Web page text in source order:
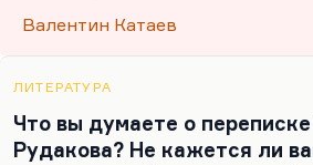
делает с человеком, то, как
говорю не потому, что его
производственный роман
вперёд!». Как раз Маяковский
строчку из своего «Марша
Валентин Катаев
ЛИТЕРАТУРА
Что вы думаете о
Рудакова? Не кажется ли